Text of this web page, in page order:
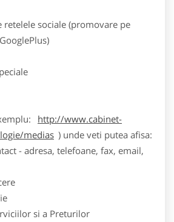
retelele sociale (promovare pe
http://www.cabinet-
medias ) unde veti putea afisa:
- adresa, telefoane, fax, email,
si a Preturilor